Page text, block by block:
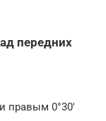
передних
правым 0°30′